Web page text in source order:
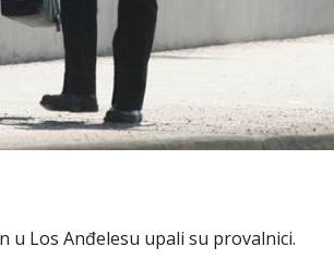
u Los Anđelesu upali su provalnici.